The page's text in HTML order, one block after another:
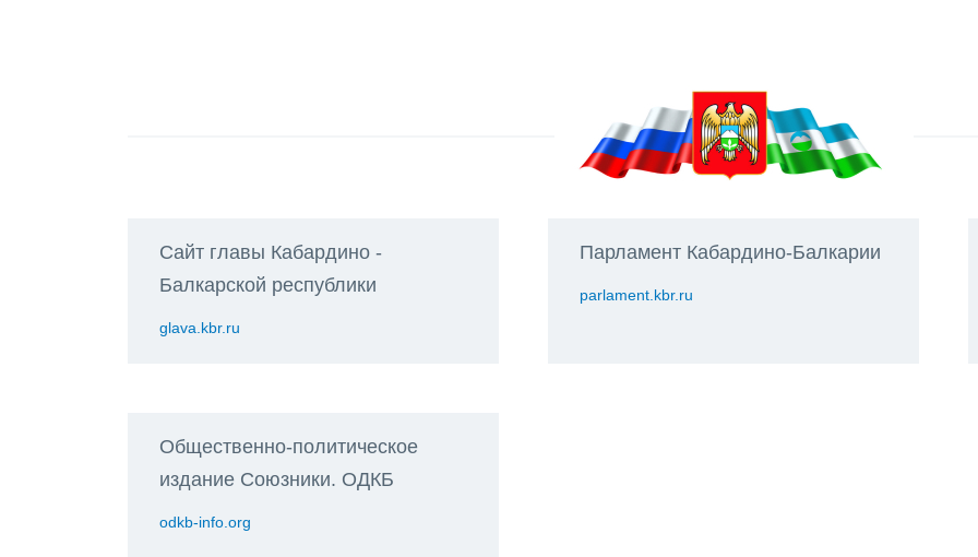
Сайт главы Кабардино -
Балкарской республики
glava.kbr.ru
Парламент Кабардино-Балкарии
parlament.kbr.ru
Общественно-политическое
издание Союзники. ОДКБ
odkb-info.org